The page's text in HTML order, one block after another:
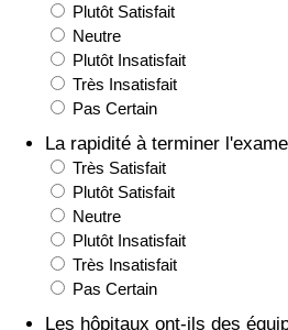
Plutôt Satisfait
Neutre
Plutôt Insatisfait
Très Insatisfait
Pas Certain
La rapidité à terminer
Très Satisfait
Plutôt Satisfait
Neutre
Plutôt Insatisfait
Très Insatisfait
Pas Certain
Les hôpitaux ont-ils des
Indice de Criminalité
Indice de criminalité par pays
Soins de santé
Indice des soins de santé
Indice des soins de santé
Indice des soins de santé par